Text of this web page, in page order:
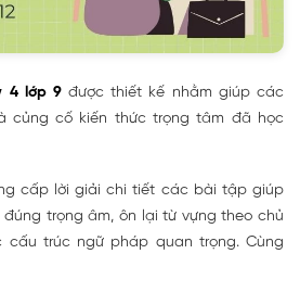
4 lớp 9được thiết kế nhằm giúp các
củng cố kiến thức trọng tâm đã học
cấp lời giải chi tiết các bài tập giúp
trọng âm, ôn lại từ vựng theo chủ
trúc ngữ pháp quan trọng. Cùng